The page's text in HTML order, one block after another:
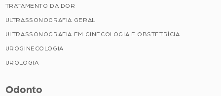
TRATAMENTO DA DOR
ULTRASSONOGRAFIA GERAL
ULTRASSONOGRAFIA EM GINECOLOGIA E OBSTETRÍCIA
UROGINECOLOGIA
UROLOGIA
Odonto